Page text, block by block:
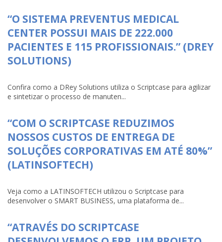
“O SISTEMA PREVENTUS MEDICAL
CENTER POSSUI MAIS DE 222.000
PACIENTES E 115 PROFISSIONAIS.” (DREY
SOLUTIONS)
Confira como a DRey Solutions utiliza o Scriptcase para agilizar
e sintetizar o processo de manuten...
“COM O SCRIPTCASE REDUZIMOS
NOSSOS CUSTOS DE ENTREGA DE
SOLUÇÕES CORPORATIVAS EM ATÉ 80%”
(LATINSOFTECH)
Veja como a LATINSOFTECH utilizou o Scriptcase para
desenvolver o SMART BUSINESS, uma plataforma de...
“ATRAVÉS DO SCRIPTCASE